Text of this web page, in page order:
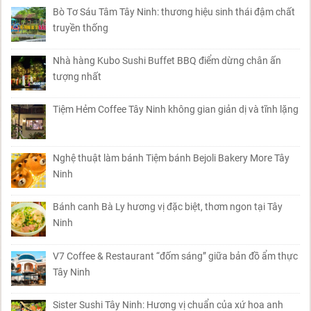
Bò Tơ Sáu Tâm Tây Ninh: thương hiệu sinh thái đậm chất
truyền thống
Nhà hàng Kubo Sushi Buffet BBQ điểm dừng chân ấn
tượng nhất
Tiệm Hẻm Coffee Tây Ninh không gian giản dị và tĩnh lặng
Nghệ thuật làm bánh Tiệm bánh Bejoli Bakery More Tây
Ninh
Bánh canh Bà Ly hương vị đặc biệt, thơm ngon tại Tây
Ninh
V7 Coffee & Restaurant “đốm sáng” giữa bản đồ ẩm thực
Tây Ninh
Sister Sushi Tây Ninh: Hương vị chuẩn của xứ hoa anh